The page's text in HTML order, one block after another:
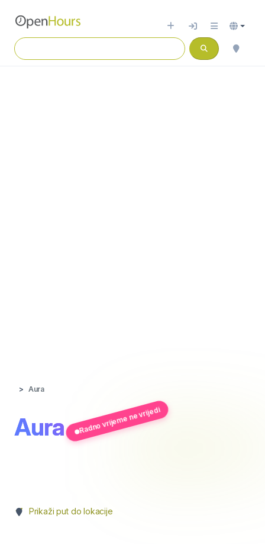
Aura
Aura Radno vrijeme ne vrijedi
Prikaži put do lokacije